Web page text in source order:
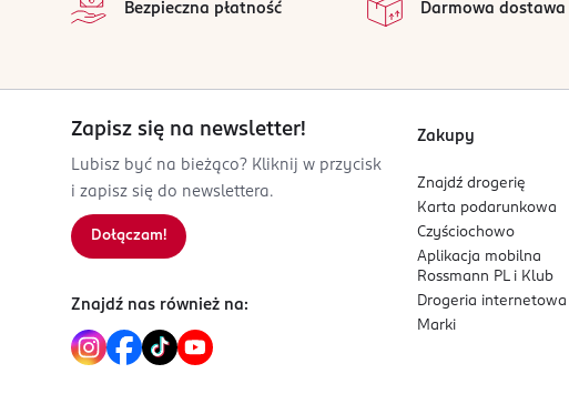
Bezpieczna płatność Darmowa dostawa
Zapisz się na newsletter!
Lubisz być na bieżąco? Kliknij w przycisk
i zapisz się do newslettera.
Dołączam!
Znajdź nas również na:
Zakupy
Znajdź drogerię
Karta podarunkowa
Czyściochowo
Aplikacja mobilna
Rossmann PL i Klub
Drogeria internetowa
Marki